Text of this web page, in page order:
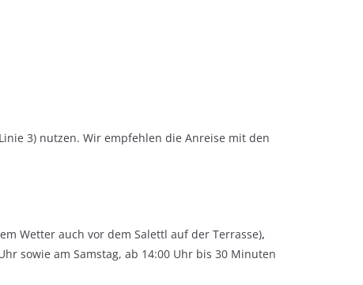
3) nutzen. Wir empfehlen die Anreise mit den
Wetter auch vor dem Salettl auf der Terrasse),
sowie am Samstag, ab 14:00 Uhr bis 30 Minuten